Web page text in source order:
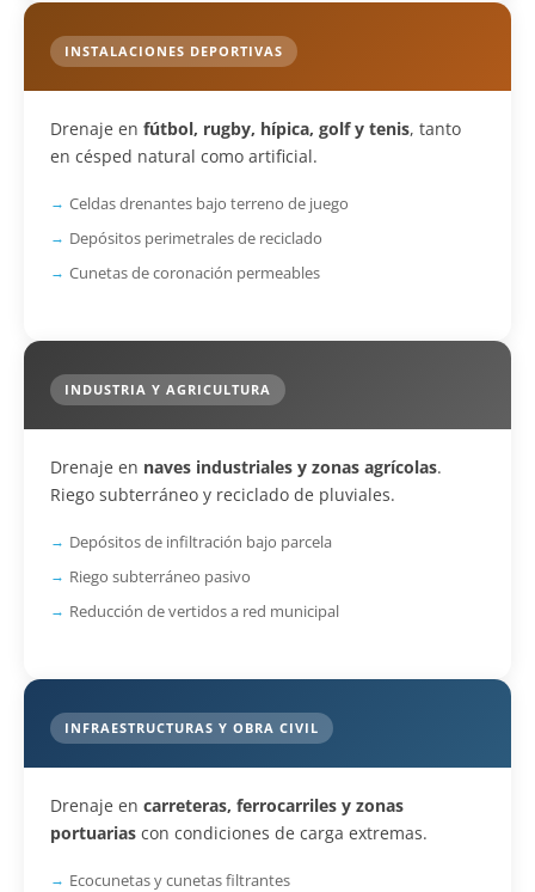
INSTALACIONES DEPORTIVAS
Drenaje en fútbol, rugby, hípica, golf y tenis, tanto
en césped natural como artificial.
Celdas drenantes bajo terreno de juego
Depósitos perimetrales de reciclado
Cunetas de coronación permeables
INDUSTRIA Y AGRICULTURA
Drenaje en naves industriales y zonas agrícolas.
Riego subterráneo y reciclado de pluviales.
Depósitos de infiltración bajo parcela
Riego subterráneo pasivo
Reducción de vertidos a red municipal
INFRAESTRUCTURAS Y OBRA CIVIL
Drenaje en carreteras, ferrocarriles y zonas
portuarias con condiciones de carga extremas.
Ecocunetas y cunetas filtrantes